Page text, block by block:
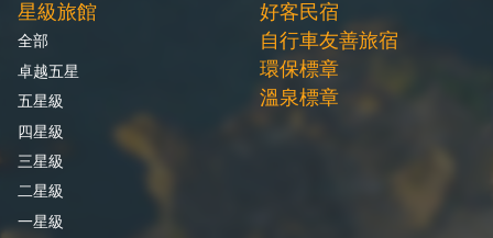
星級旅館
全部
卓越五星
五星級
四星級
三星級
二星級
一星級
好客民宿
自行車友善旅宿
環保標章
溫泉標章